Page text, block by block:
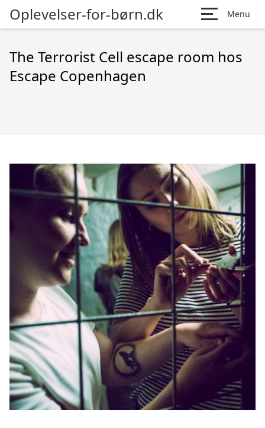
Oplevelser-for-børn.dk Menu
The Terrorist Cell escape room hos
Escape Copenhagen